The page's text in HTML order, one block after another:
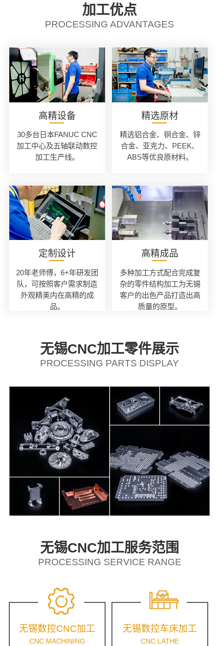
加工优点
PROCESSING ADVANTAGES
高精设备
30多台日本FANUC CNC
加工中心及五轴联动数控
加工生产线。
精选原材
精选铝合金、铜合金、锌
合金、亚克力、PEEK、
ABS等优良原材料。
定制设计
20年老师傅，6+年研发团
队，可按照客户需求制造
外观精美内在高精的成
品。
高精成品
多种加工方式配合完成复
杂的零件结构加工为无锡
客户的出色产品打造出高
质量的原型。
无锡CNC加工零件展示
PROCESSING PARTS DISPLAY
无锡CNC加工服务范围
PROCESSING SERVICE RANGE
无锡数控CNC加工
CNC MACHINING
无锡数控车床加工
CNC LATHE